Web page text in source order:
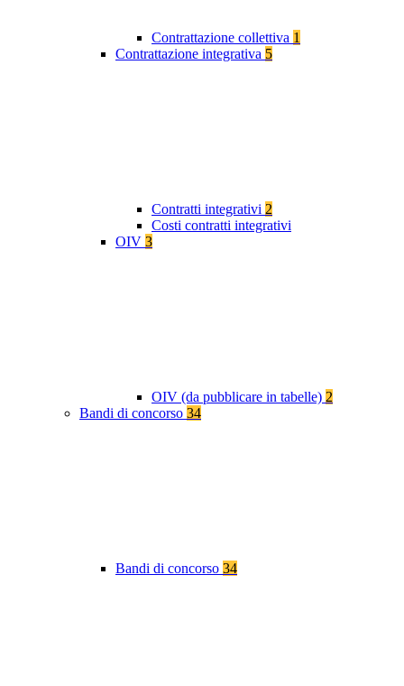
Contrattazione collettiva 1
Contrattazione integrativa 5
Contratti integrativi 2
Costi contratti integrativi
OIV 3
OIV (da pubblicare in tabelle) 2
Bandi di concorso 34
Bandi di concorso 34